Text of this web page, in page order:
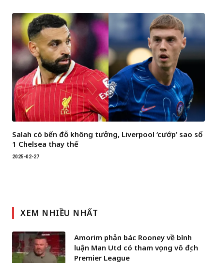
Salah có bến đỗ không tưởng, Liverpool ‘cướp’ sao số
1 Chelsea thay thế
2025-02-27
XEM NHIỀU NHẤT
Amorim phản bác Rooney về bình
luận Man Utd có tham vọng vô địch
Premier League